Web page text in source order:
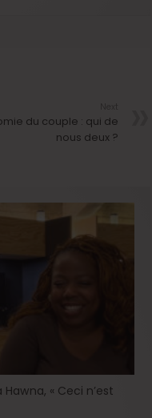
du couple : qui de
nous deux ?
Hawna, « Ceci n’est